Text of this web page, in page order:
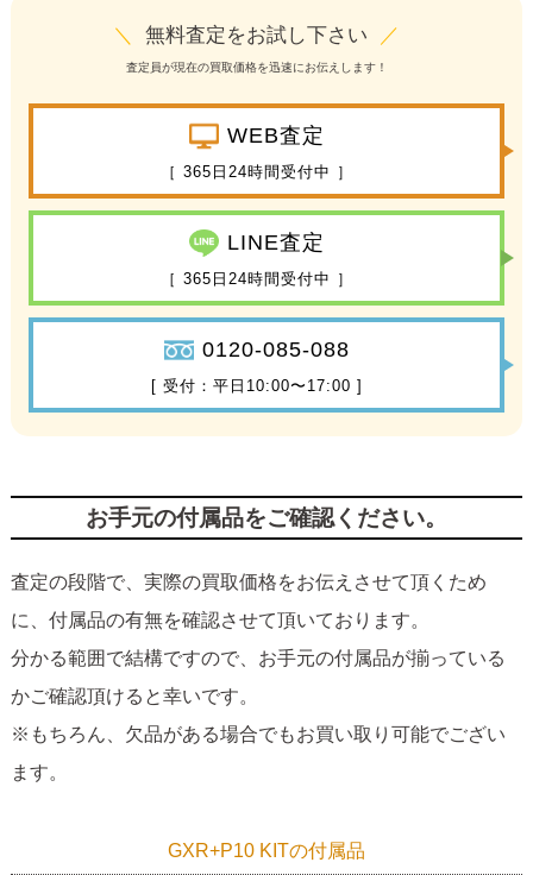
＼ 無料査定をお試し下さい ／
査定員が現在の買取価格を迅速にお伝えします！
WEB査定
［ 365日24時間受付中 ］
LINE査定
［ 365日24時間受付中 ］
0120-085-088
[ 受付：平日10:00〜17:00 ]
お手元の付属品をご確認ください。
査定の段階で、実際の買取価格をお伝えさせて頂くため
に、付属品の有無を確認させて頂いております。
分かる範囲で結構ですので、お手元の付属品が揃っている
かご確認頂けると幸いです。
※もちろん、欠品がある場合でもお買い取り可能でござい
ます。
GXR+P10 KITの付属品